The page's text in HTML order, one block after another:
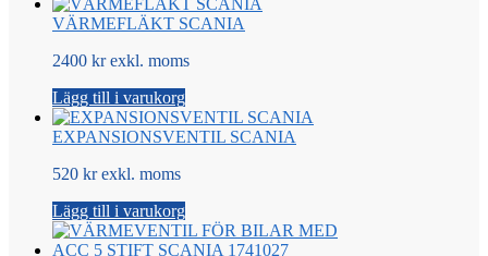
VÄRMEFLÄKT SCANIA
2400 kr exkl. moms
Lägg till i varukorg
EXPANSIONSVENTIL SCANIA
520 kr exkl. moms
Lägg till i varukorg